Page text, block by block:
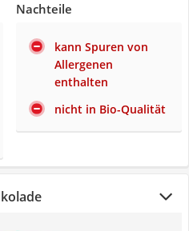
Nachteile
kann Spuren von
Allergenen
enthalten
nicht in Bio-Qualität